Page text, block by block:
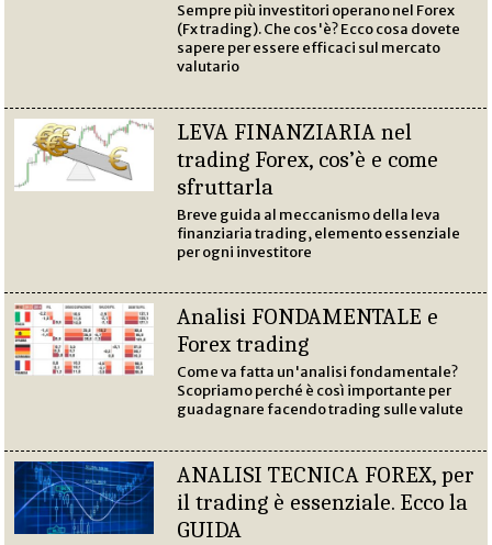
Sempre più investitori operano nel Forex
(Fx trading). Che cos'è? Ecco cosa dovete
sapere per essere efficaci sul mercato
valutario
LEVA FINANZIARIA nel
trading Forex, cos’è e come
sfruttarla
Breve guida al meccanismo della leva
finanziaria trading, elemento essenziale
per ogni investitore
Analisi FONDAMENTALE e
Forex trading
Come va fatta un'analisi fondamentale?
Scopriamo perché è così importante per
guadagnare facendo trading sulle valute
ANALISI TECNICA FOREX, per
il trading è essenziale. Ecco la
GUIDA